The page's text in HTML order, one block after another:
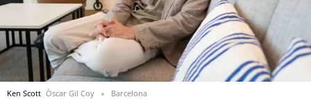
Ken Scott Òscar Gil Coy Barcelona